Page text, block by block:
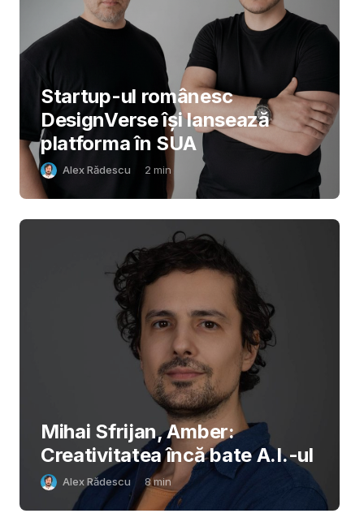
Startup-ul românesc
DesignVerse își lansează
platforma în SUA
Alex Rădescu 2 min
Mihai Sfrijan, Amber:
Creativitatea încă bate A.I.-ul
Alex Rădescu 8min